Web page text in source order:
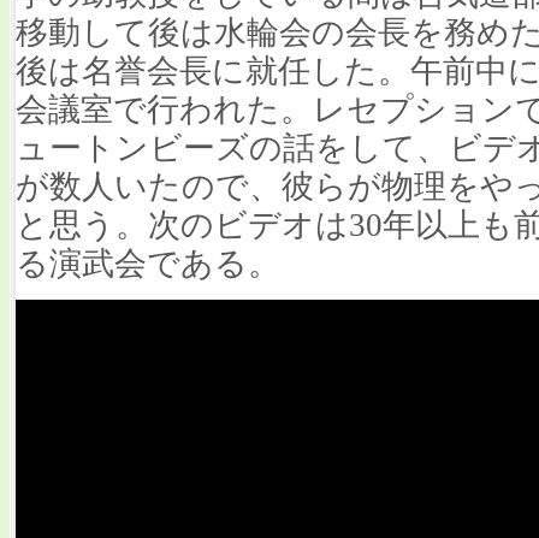
移動して後は水輪会の会長を務め
後は名誉会長に就任した。午前中
会議室で行われた。レセプション
ュートンビーズの話をして、ビデ
が数人いたので、彼らが物理をや
と思う。次のビデオは30年以上も
る演武会である。